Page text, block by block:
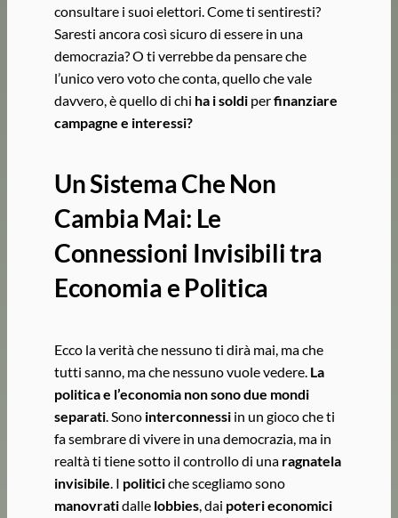
consultare i suoi elettori. Come ti sentiresti?
Saresti ancora così sicuro di essere in una
democrazia? O ti verrebbe da pensare che
l’unico vero voto che conta, quello che vale
davvero, è quello di chi ha i soldiperfinanziare
campagne e interessi?
Un Sistema Che Non
Cambia Mai: Le
Connessioni Invisibili tra
Economia e Politica
Ecco la verità che nessuno ti dirà mai, ma che
tutti sanno, ma che nessuno vuole vedere. La
politica e l’economia non sono due mondi
separati. Sono interconnessiin un gioco che ti
fa sembrare di vivere in una democrazia, ma in
realtà ti tiene sotto il controllo di una ragnatela
invisibile. I politiciche scegliamo sono
manovratidalle lobbies, dai poteri economici